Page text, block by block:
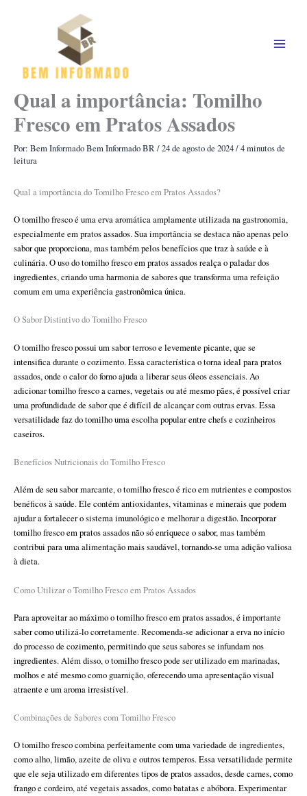
Qual a importância: Tomilho
Fresco em Pratos Assados
Por: Bem InformadoBem Informado BR/24 de agosto de 2024/4 minutos de
leitura
Qual a importância do Tomilho Fresco em Pratos Assados?
O tomilho fresco é uma erva aromática amplamente utilizada na gastronomia,
especialmente em pratos assados. Sua importância se destaca não apenas pelo
sabor que proporciona, mas também pelos benefícios que traz à saúde e à
culinária. O uso do tomilho fresco em pratos assados realça o paladar dos
ingredientes, criando uma harmonia de sabores que transforma uma refeição
comum em uma experiência gastronômica única.
O Sabor Distintivo do Tomilho Fresco
O tomilho fresco possui um sabor terroso e levemente picante, que se
intensifica durante o cozimento. Essa característica o torna ideal para pratos
assados, onde o calor do forno ajuda a liberar seus óleos essenciais. Ao
adicionar tomilho fresco a carnes, vegetais ou até mesmo pães, é possível criar
uma profundidade de sabor que é difícil de alcançar com outras ervas. Essa
versatilidade faz do tomilho uma escolha popular entre chefs e cozinheiros
caseiros.
Benefícios Nutricionais do Tomilho Fresco
Além de seu sabor marcante, o tomilho fresco é rico em nutrientes e compostos
benéficos à saúde. Ele contém antioxidantes, vitaminas e minerais que podem
ajudar a fortalecer o sistema imunológico e melhorar a digestão. Incorporar
tomilho fresco em pratos assados não só enriquece o sabor, mas também
contribui para uma alimentação mais saudável, tornando-se uma adição valiosa
à dieta.
Como Utilizar o Tomilho Fresco em Pratos Assados
Para aproveitar ao máximo o tomilho fresco em pratos assados, é importante
saber como utilizá-lo corretamente. Recomenda-se adicionar a erva no início
do processo de cozimento, permitindo que seus sabores se infundam nos
ingredientes. Além disso, o tomilho fresco pode ser utilizado em marinadas,
molhos e até mesmo como guarnição, oferecendo uma apresentação visual
atraente e um aroma irresistível.
Combinações de Sabores com Tomilho Fresco
O tomilho fresco combina perfeitamente com uma variedade de ingredientes,
como alho, limão, azeite de oliva e outros temperos. Essa versatilidade permite
que ele seja utilizado em diferentes tipos de pratos assados, desde carnes, como
frango e cordeiro, até vegetais assados, como batatas e abóbora. Experimentar